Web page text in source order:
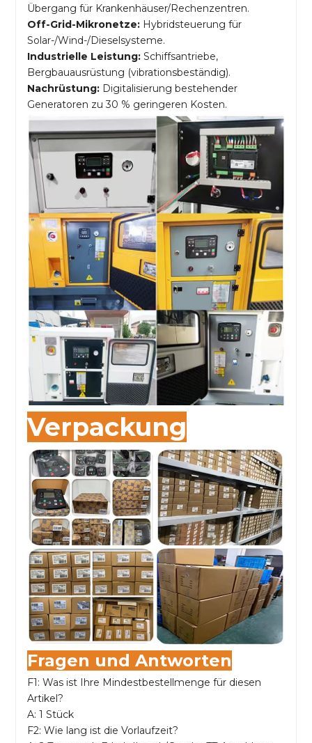
Übergang für Krankenhäuser/Rechenzentren.
Off-Grid-Mikronetze: Hybridsteuerung für
Solar-/Wind-/Dieselsysteme.
Industrielle Leistung:Schiffsantriebe,
Bergbauausrüstung (vibrationsbeständig).
Nachrüstung: Digitalisierung bestehender
Generatoren zu 30 % geringeren Kosten.
Verpackung
Fragen und Antworten
F1: Was ist Ihre Mindestbestellmenge für diesen
Artikel?
A: 1 Stück
F2: Wie lang ist die Vorlaufzeit?